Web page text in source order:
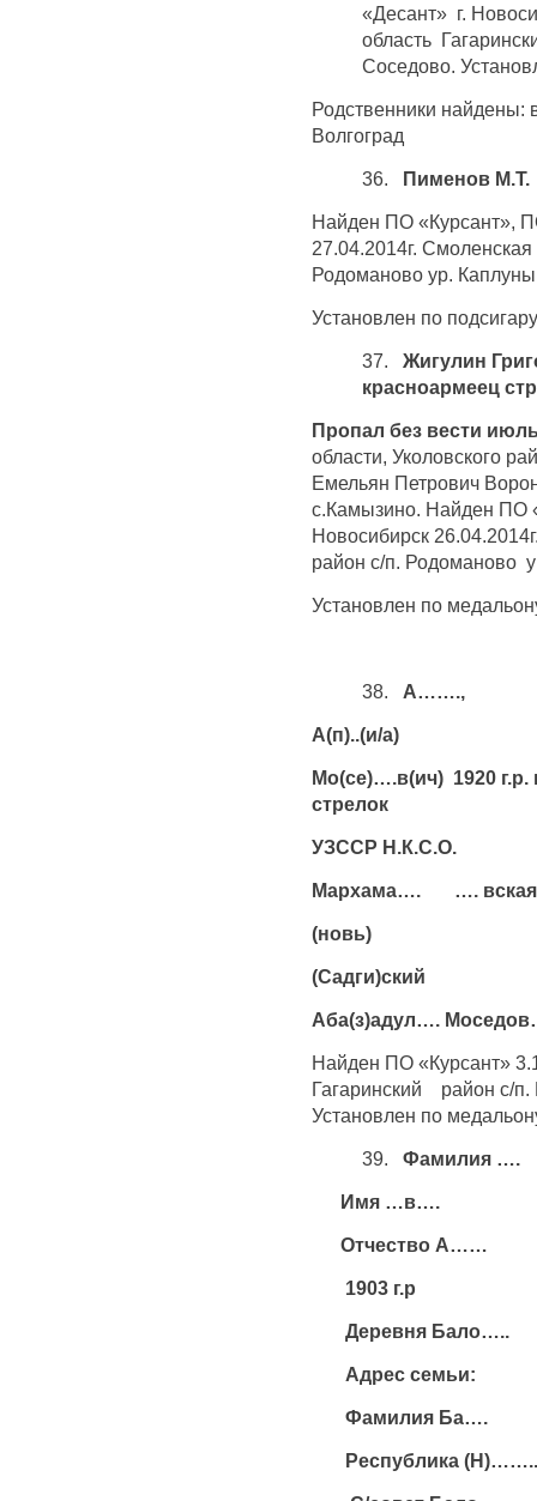
«Десант» г.
область
Соседово.
Родственники найдены:
Волгоград
36. Пименов М.Т.
Найден ПО «Курсант»,
27.04.2014г.
Родоманово ур. Каплуны
Установлен по
37. Жигулин
красноармеец
Пропал без вести
области, Уколовского
Емельян Петрович
с.Камызино. Найден ПО
Новосибирск
район с/п. Родоманово
Установлен по
38. А…….,
А(п)..(и/а)
Мо(се)….в(ич)
стрелок
УЗССР Н.К.С.О.
Мархама…. …. вская
(новь)
(Садги)ский
Аба(з)адул….
Найден ПО «Курсант»
Гагаринский район с/
Установлен по
39. Фамилия ….
Имя …в….
Отчество А……
1903 г.р
Деревня Бало…..
Адрес семьи:
Фамилия Ба….
Республика